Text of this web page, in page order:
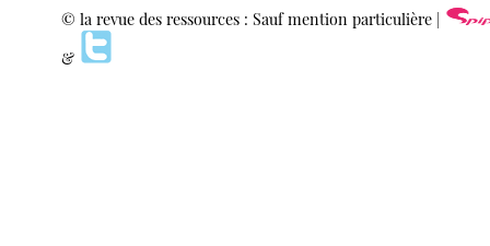
© la revue des ressources : Sauf mention particulière |
&